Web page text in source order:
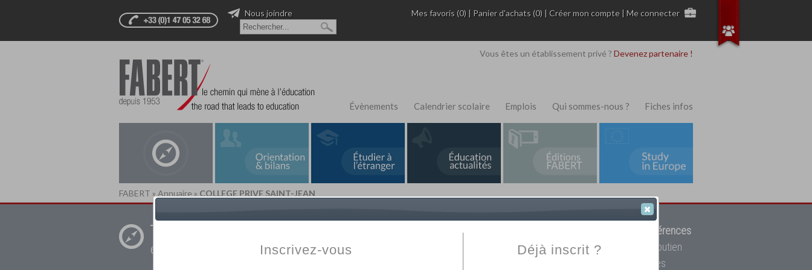
Mes favoris (0) | Panier d'achats (0) |Créer mon compte |Me connecter
Nous joindre
Vous êtes un établissement privé ? Devenez partenaire !
Évènements Calendrier scolaire Emplois Qui sommes-nous ? Fiches infos
FABERT » Annuaire » COLLEGE PRIVE SAINT-JEAN
Trouver un
établissement privé
Fabert.com
12908 références
votre établissement privé, du primaire au supérieur, mais aussi des cours de soutien
scolaire et des cours à distance. Ce moteur regroupe toutes les écoles privées
Inscrivez-vous Déjà inscrit ?